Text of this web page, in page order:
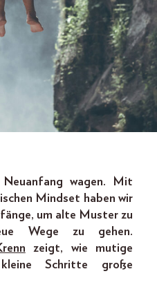
wagen. Mit
Mindset haben wir
um alte Muster zu
Wege zu gehen.
zeigt, wie mutige
Schritte große